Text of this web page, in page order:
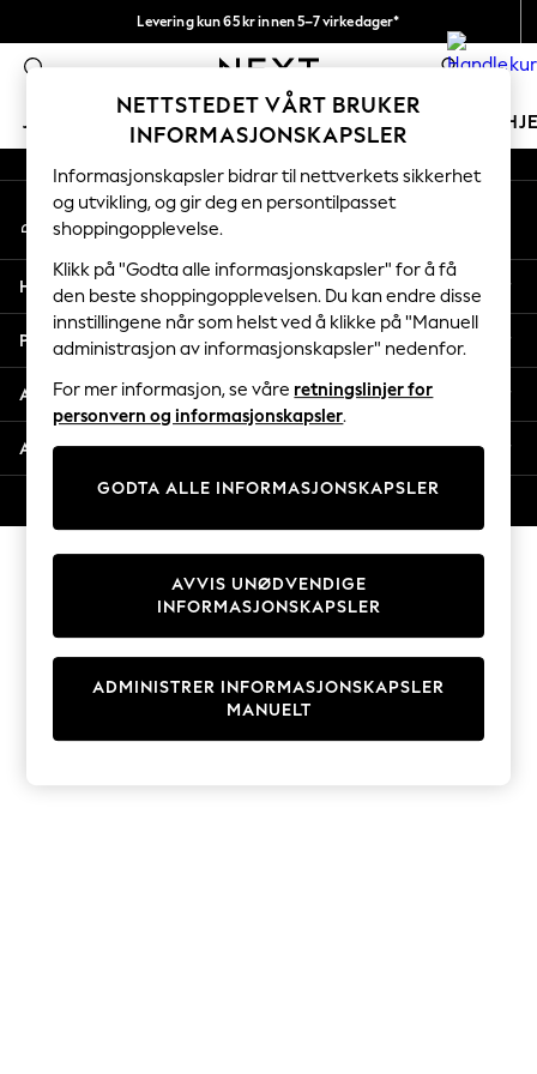
Levering kun 65 kr innen 5–7 virkedager*
Vi betaler alle tollavgifter 0
JENTER GUTTER BABY KVINNER
GIRLS
New In
50 - 92cm (0 - 24 months)
98 - 110cm (3 - 5 years)
116 - 134cm (6 - 9 years)
140 - 174cm (10 - 15+ years)
Trending: Top & Short Sets
Trending: Clogs
Toy Story
THE SET
Coats & Jackets
Sweatshirts & Hoodies
Knitwear
Cardigans
Dresses
Sets & Outfits
T-Shirts
An error occurred on client
Våre sosiale nettverk
Min konto
Logg inn på kontoen din
Hjelp
Personvern & Juridisk
Avdelinger
Andre tjenester
NETTSTEDET VÅRT BRUKER
INFORMASJONSKAPSLER
Informasjonskapsler bidrar til nettverkets sikkerhet
og utvikling, og gir deg en persontilpasset
shoppingopplevelse.
Klikk på "Godta alle informasjonskapsler" for å få
den beste shoppingopplevelsen. Du kan endre disse
innstillingene når som helst ved å klikke på "Manuell
administrasjon av informasjonskapsler" nedenfor.
For mer informasjon, se våre retningslinjer for
personvern og informasjonskapsler.
GODTA ALLE INFORMASJONSKAPSLER
ADMINISTRER INFORMASJONSKAPSLER
MANUELT
AVVIS UNØDVENDIGE
INFORMASJONSKAPSLER